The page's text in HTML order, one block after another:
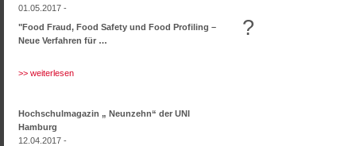
01.05.2017 -
"Food Fraud, Food Safety und Food Profiling –
Neue Verfahren für …
>> weiterlesen
Hochschulmagazin „ Neunzehn“ der UNI
Hamburg
12.04.2017 -
?